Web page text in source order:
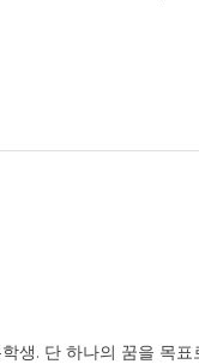
생. 단 하나의 꿈을 목